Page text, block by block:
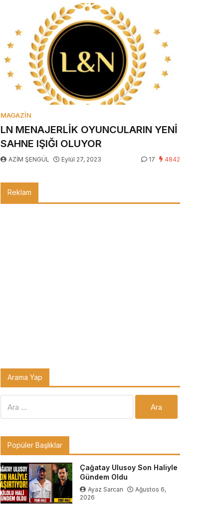
MAGAZIN
LN MENAJERLİK OYUNCULARIN YENİ
SAHNE IŞIĞI OLUYOR
AZİM ŞENGÜL Eylül 27, 2023 17 4842
Reklam
Arama Yap
Popüler Başlıklar
Çağatay Ulusoy Son Haliyle
Gündem Oldu
Ayaz Sarcan
Ağustos 6,
2026